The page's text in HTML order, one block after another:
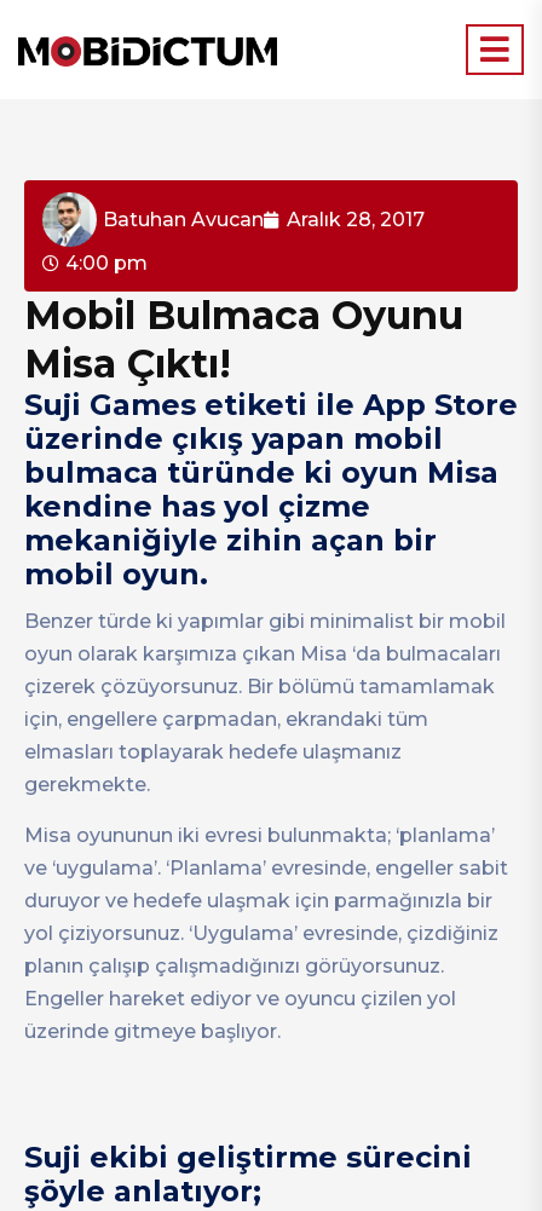
Batuhan Avucan
Aralık 28, 2017
4:00 pm
Mobil Bulmaca Oyunu
Misa Çıktı!
Suji Games etiketi ile App Store
üzerinde çıkış yapan mobil
bulmaca türünde ki oyun Misa
kendine has yol çizme
mekaniğiyle zihin açan bir
mobil oyun.
Benzer türde ki yapımlar gibi minimalist bir mobil
oyun olarak karşımıza çıkan Misa ‘da bulmacaları
çizerek çözüyorsunuz. Bir bölümü tamamlamak
için, engellere çarpmadan, ekrandaki tüm
elmasları toplayarak hedefe ulaşmanız
gerekmekte.
Misa oyununun iki evresi bulunmakta; ‘planlama’
ve ‘uygulama’. ‘Planlama’ evresinde, engeller sabit
duruyor ve hedefe ulaşmak için parmağınızla bir
yol çiziyorsunuz. ‘Uygulama’ evresinde, çizdiğiniz
planın çalışıp çalışmadığınızı görüyorsunuz.
Engeller hareket ediyor ve oyuncu çizilen yol
üzerinde gitmeye başlıyor.
Suji ekibi geliştirme sürecini
şöyle anlatıyor;